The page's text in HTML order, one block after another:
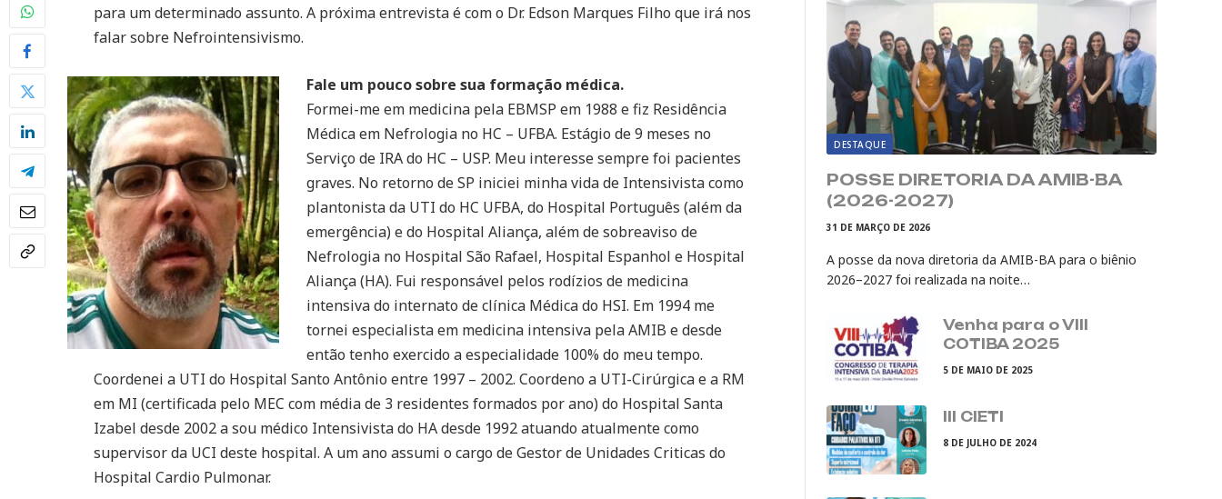
para um determinado assunto. A próxima entrevista é com o Dr. Edson Marques Filho que irá nos
falar sobre Nefrointensivismo.
Fale um pouco sobre sua formação médica.
Formei-me em medicina pela EBMSP em 1988 e fiz Residência
Médica em Nefrologia no HC – UFBA. Estágio de 9 meses no
Serviço de IRA do HC – USP. Meu interesse sempre foi pacientes
graves. No retorno de SP iniciei minha vida de Intensivista como
plantonista da UTI do HC UFBA, do Hospital Português (além da
emergência) e do Hospital Aliança, além de sobreaviso de
Nefrologia no Hospital São Rafael, Hospital Espanhol e Hospital
Aliança (HA). Fui responsável pelos rodízios de medicina
intensiva do internato de clínica Médica do HSI. Em 1994 me
tornei especialista em medicina intensiva pela AMIB e desde
então tenho exercido a especialidade 100% do meu tempo.
Coordenei a UTI do Hospital Santo Antônio entre 1997 – 2002. Coordeno a UTI-Cirúrgica e a RM
em MI (certificada pelo MEC com média de 3 residentes formados por ano) do Hospital Santa
Izabel desde 2002 a sou médico Intensivista do HA desde 1992 atuando atualmente como
supervisor da UCI deste hospital. A um ano assumi o cargo de Gestor de Unidades Criticas do
Hospital Cardio Pulmonar.
DESTAQUE
POSSE DIRETORIA DA AMIB-BA
(2026-2027)
31 DE MARÇO DE 2026
A posse da nova diretoria da AMIB-BA para o biênio
2026–2027 foi realizada na noite…
Venha para o VIII
COTIBA 2025
5 DE MAIO DE 2025
III CIETI
8 DE JULHO DE 2024